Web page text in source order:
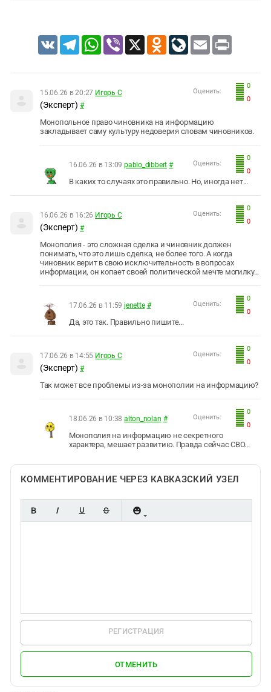
VK TelegramWhatsApp
Viber X Odnoklassniki
LiveJournal
Email Print
0
0
Оценить:
15.06.26 в 20:27 Игорь С
(Эксперт) #
Монопольное право чиновника на информацию
закладывает саму культуру недоверия словам чиновников.
0
0
Оценить:
16.06.26 в 13:09 pablo_dibbert #
В каких то случаях это правильно. Но, иногда нет...
0
0
Оценить:
16.06.26 в 16:26 Игорь С
(Эксперт) #
Монополия - это сложная сделка и чиновник должен
понимать, что это лишь сделка, не более того. А когда
чиновник верит в свою исключительность в вопросах
информации, он копает своей политической мечте могилку...
0
0
Оценить:
17.06.26 в 11:59 jenette #
Да, это так. Правильно пишите...
0
0
Оценить:
17.06.26 в 14:55 Игорь С
(Эксперт) #
Так может все проблемы из-за монополии на информацию?
0
0
Оценить:
18.06.26 в 10:38 alton_nolan #
Монополия на информацию не секретного
характера, мешает развитию. Правда сейчас СВО...
КОММЕНТИРОВАНИЕ ЧЕРЕЗ КАВКАЗСКИЙ УЗЕЛ
РЕГИСТРАЦИЯ
ОТМЕНИТЬ